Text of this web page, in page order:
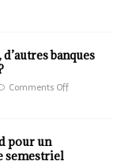
banques
Comments Off
pour un
semestriel